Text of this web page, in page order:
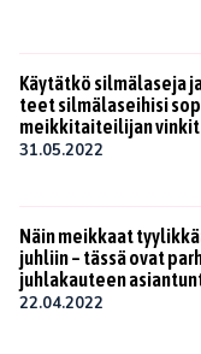
Käytätkö silmälaseja
teet silmälaseihisi
meikkitaiteilijan
31.05.2022
Näin meikkaat
juhliin – tässä ovat
juhlakauteen
22.04.2022